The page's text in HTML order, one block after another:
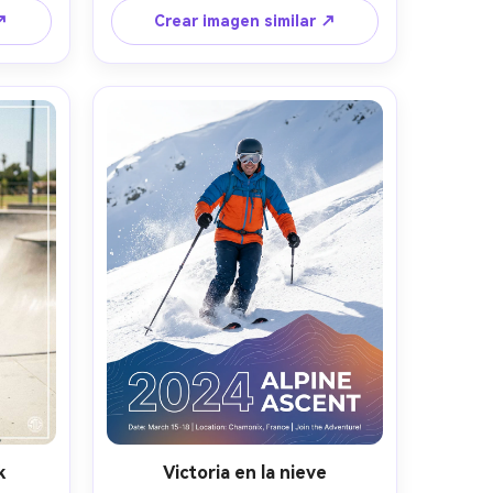
de
24-
de
color, titular desgastado para
[NAME], panel pequeño de
estadísticas, sutil viñeta y textura
de papel; luz lateral dura y sombras
profundas, Sony A7S III, 35mm f/1.8,
encuadre apretado, ambiente
intenso, piel y tela realistas,
enfoque nítido, listo para imprimir --
ar 4:5
Crear imagen similar ↗
Victoria en la nieve